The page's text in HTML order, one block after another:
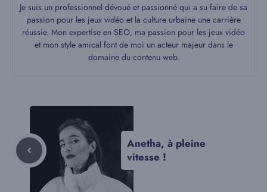
Je suis un professionnel dévoué et passionné qui a su faire de sa
passion pour les jeux vidéo et la culture urbaine une carrière
réussie. Mon expertise en SEO, ma passion pour les jeux vidéo
et mon style amical font de moi un acteur majeur dans le
domaine du contenu web.
Anetha, à pleine
vitesse !